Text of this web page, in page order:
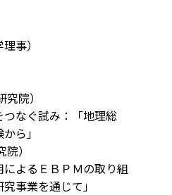
事）
院）
つなぐ試み：「地理総
ら」
）
によるＥＢＰＭの取り組
事業を通じて」